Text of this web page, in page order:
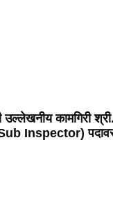
उल्लेखनीय कामगिरी
Inspector)